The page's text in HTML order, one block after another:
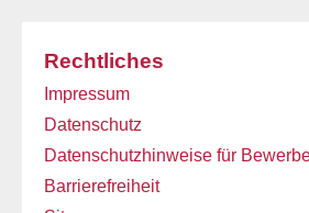
Rechtliches
Impressum
Datenschutz
Datenschutzhinweise für
Barrierefreiheit